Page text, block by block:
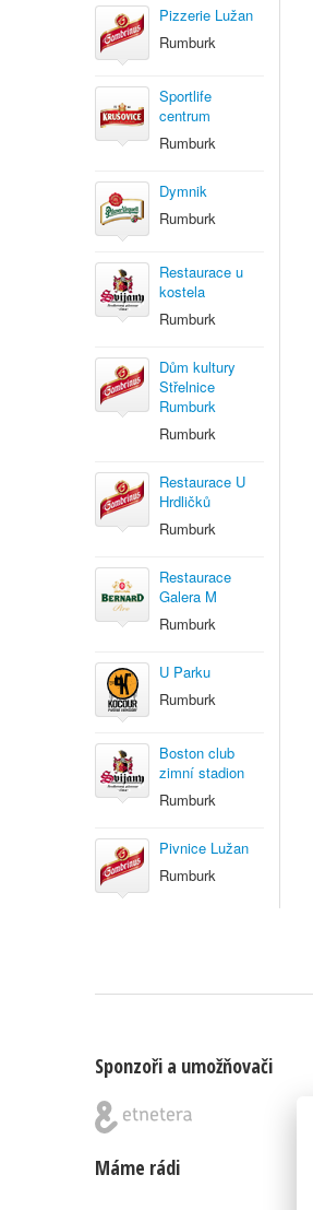
Pizzerie Lužan
Rumburk
Sportlife
centrum
Rumburk
Dymnik
Rumburk
Restaurace u
kostela
Rumburk
Dům kultury
Střelnice
Rumburk
Rumburk
Restaurace U
Hrdličků
Rumburk
Restaurace
Galera M
Rumburk
U Parku
Rumburk
Boston club
zimní stadion
Rumburk
Pivnice Lužan
Rumburk
Sponzoři a umožňovači
Máme rádi